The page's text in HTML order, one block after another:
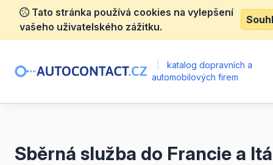
Tato stránka používá cookies na vylepšení
vašeho uživatelského zážitku.
katalog dopravních a
automobilových firem
Sběrná služba do Francie a